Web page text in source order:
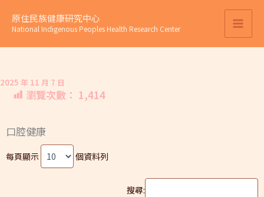
容
原住民族健康研究中心
National Indigenous Peoples Health Research Center
2025 年 11 月 7 日
瀏覽次數： 1,414
口腔健康
每頁顯示 個資料列
搜尋: